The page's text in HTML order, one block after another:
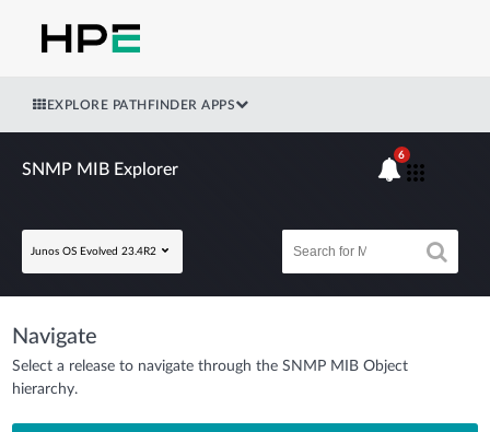
EXPLORE PATHFINDER APPS
SNMP MIB Explorer
Junos OS Evolved 23.4R2
6
Navigate
Select a release to navigate through the SNMP MIB Object
hierarchy.